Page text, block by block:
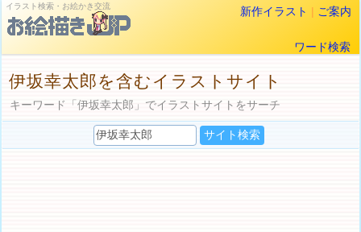
イラスト検索・お絵かき交流 新作イラスト | ご案内
ワード検索
伊坂幸太郎を含むイラストサイト
キーワード「伊坂幸太郎」でイラストサイトをサーチ